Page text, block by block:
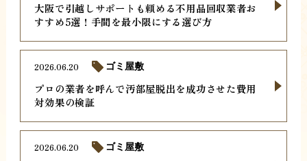
大阪で引越しサポートも頼める不用品回収業者お
すすめ5選！手間を最小限にする選び方
プロの業者を呼んで汚部屋脱出を成功させた費用
対効果の検証
2026.06.20 ゴミ屋敷
2026.06.20 ゴミ屋敷